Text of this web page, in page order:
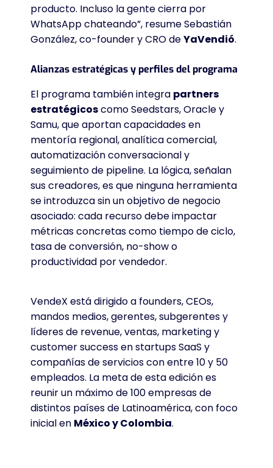
producto. Incluso la gente cierra por
WhatsApp chateando”, resume Sebastián
González, co-founder y CRO deYaVendió.
Alianzas estratégicas y perfiles del programa
El programa también integra partners
estratégicoscomo Seedstars, Oracle y
Samu, que aportan capacidades en
mentoría regional, analítica comercial,
automatización conversacional y
seguimiento de pipeline. La lógica, señalan
sus creadores, es que ninguna herramienta
se introduzca sin un objetivo de negocio
asociado: cada recurso debe impactar
métricas concretas como tiempo de ciclo,
tasa de conversión, no-show o
productividad por vendedor.
VendeX está dirigido a founders, CEOs,
mandos medios, gerentes, subgerentes y
líderes de revenue, ventas, marketing y
customer success en startups SaaS y
compañías de servicios con entre 10 y 50
empleados. La meta de esta edición es
reunir un máximo de 100 empresas de
distintos países de Latinoamérica, con foco
inicial en México y Colombia.